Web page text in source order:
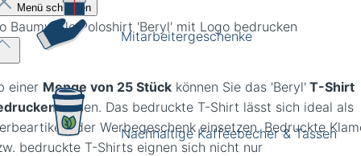
Mitarbeitergeschenke
Nachhaltige Kaffeebecher & Tassen
Menü schließen
Baumwolle Poloshirt 'Beryl' mit Logo bedrucken
einer Menge von 25 Stück können Sie das 'Beryl' T-Shirt
lassen. Das bedruckte T-Shirt lässt sich ideal als
oder Werbegeschenk einsetzen. Bedruckte
bedruckte T-Shirts eignen sich nicht nur